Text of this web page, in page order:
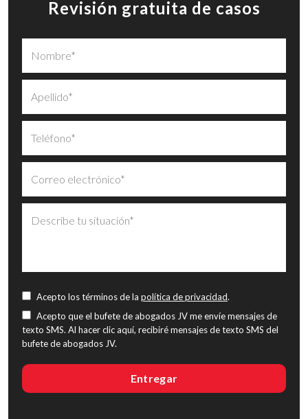
Revisión gratuita de casos
Acepto los términos de la política de privacidad.
Acepto que el bufete de abogados JV me envíe mensajes de
texto SMS. Al hacer clic aquí, recibiré mensajes de texto SMS del
bufete de abogados JV.